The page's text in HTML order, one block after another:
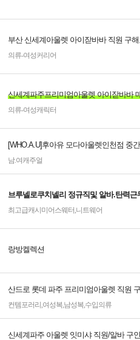
부산 신세계아울렛 아이잗바바 직원 구
의류-여성커리어
신세계파주프리미엄아울렛 아이잗바바
의류-여성캐릭터
[WHO.A.U]후아유 모다아울렛인천점 중
남.여캐주얼
브루넬로쿠치넬리 정규직및 알바.탄력근
최고급캐시미어스웨터,니트웨어
랑방켈렉션
산드로 롯데 파주 프리미엄아울렛 직원
컨템포러리 ,여성복,남성복,수입의류
신세계파주 아울렛 잇미샤 직원/알바 구